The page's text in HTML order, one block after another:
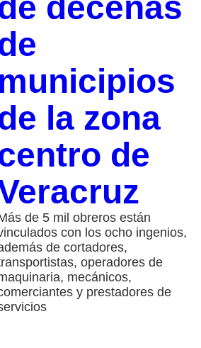
decenas
municipios
la zona
de
de 5 mil obreros están
con los ocho ingenios,
de cortadores,
operadores de
mecánicos,
y prestadores de